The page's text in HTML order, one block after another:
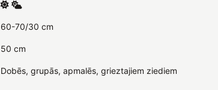
60-70/30 cm
50 cm
Dobēs, grupās, apmalēs, grieztajiem ziediem